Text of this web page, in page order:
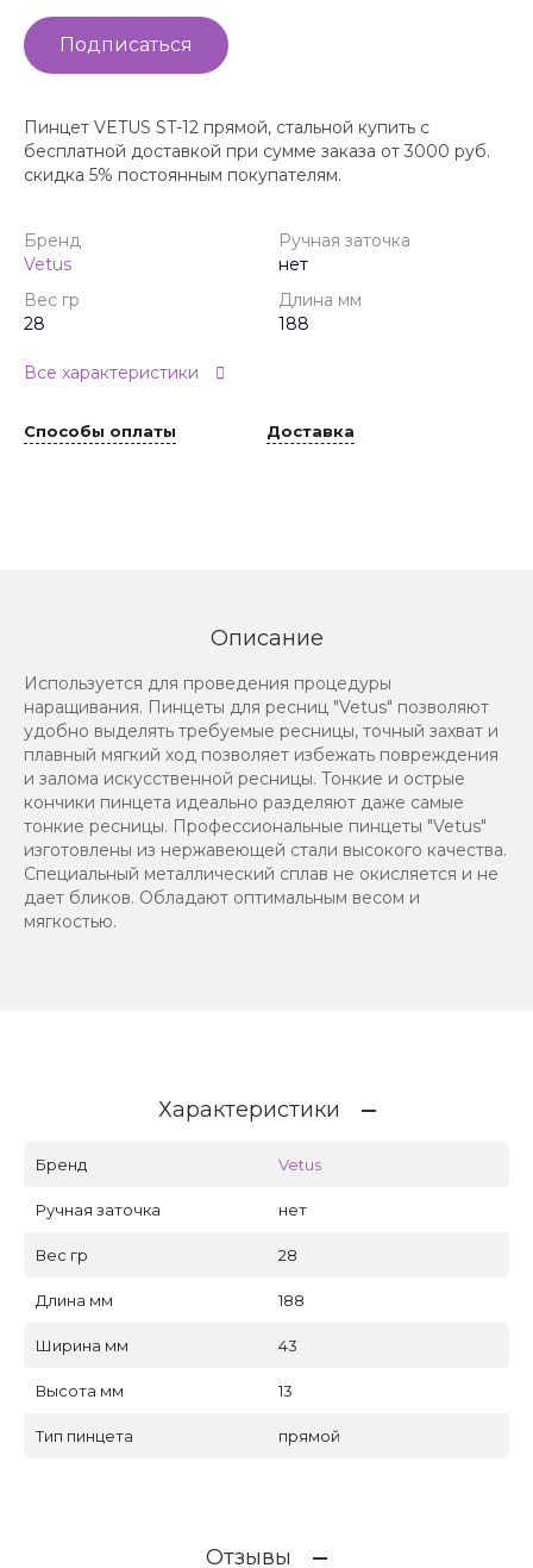
Подписаться
Пинцет VETUS ST-12 прямой, стальной купить с
бесплатной доставкой при сумме заказа от 3000 руб.
скидка 5% постоянным покупателям.
Бренд
Vetus
Ручная заточка
нет
Вес гр
28
Длина мм
188
Все характеристики
Способы оплаты Доставка
Описание
Используется для проведения процедуры
наращивания. Пинцеты для ресниц "Vetus" позволяют
удобно выделять требуемые ресницы, точный захват и
плавный мягкий ход позволяет избежать повреждения
и залома искусственной ресницы. Тонкие и острые
кончики пинцета идеально разделяют даже самые
тонкие ресницы. Профессиональные пинцеты "Vetus"
изготовлены из нержавеющей стали высокого качества.
Специальный металлический сплав не окисляется и не
дает бликов. Обладают оптимальным весом и
мягкостью.
Характеристики
Бренд Vetus
Ручная заточка нет
Вес гр 28
Длина мм 188
Ширина мм 43
Высота мм 13
Тип пинцета прямой
Отзывы